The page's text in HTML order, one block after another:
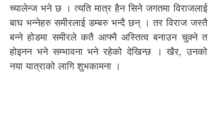
च्यालेन्ज भने छ । त्यति मात्र हैन सिने जगतमा विराजलाई
बाघ भन्नेहरु समीरलाई डम्बरु भन्दै छन् । तर विराज जस्तै
बन्ने होडमा समीरले कतै आफ्नै अस्तित्व बनाउन चुक्ने त
होइनन भने सम्भावना भने रहेको देखिन्छ । खैर, उनको
नया यात्राको लागि शुभकामना ।